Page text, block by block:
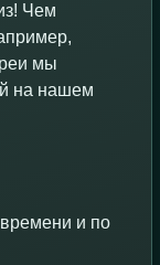
Чем
мы
на нашем
и по